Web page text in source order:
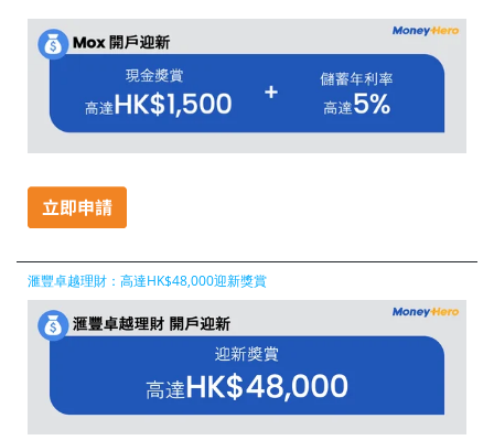
滙豐卓越理財：高達HK$48,000迎新獎賞